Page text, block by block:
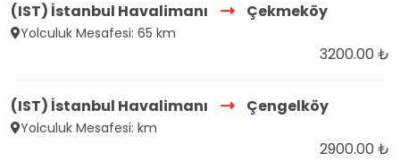
(IST) İstanbul Havalimanı Çekmeköy
Yolculuk Mesafesi: 65 km
3200.00 ₺
(IST) İstanbul Havalimanı Çengelköy
Yolculuk Mesafesi: km
2900.00 ₺